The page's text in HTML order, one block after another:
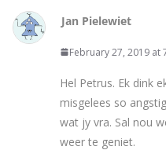
Jan Pielewiet
February 27, 2019 at
Hel Petrus. Ek dink
misgelees so
wat jy vra. Sal nou
weer te geniet.